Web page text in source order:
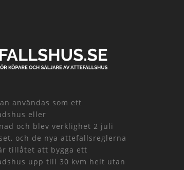
användas som ett
eller
och blev verklighet 2 juli
och de nya attefallsreglerna
tillåtet att bygga ett
upp till 30 kvm helt utan